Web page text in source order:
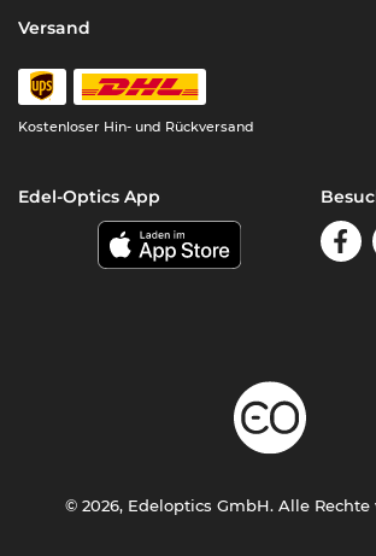
Versand
Kostenloser Hin- und Rückversand
Edel-Optics App
© 2026, Edeloptics GmbH. Alle